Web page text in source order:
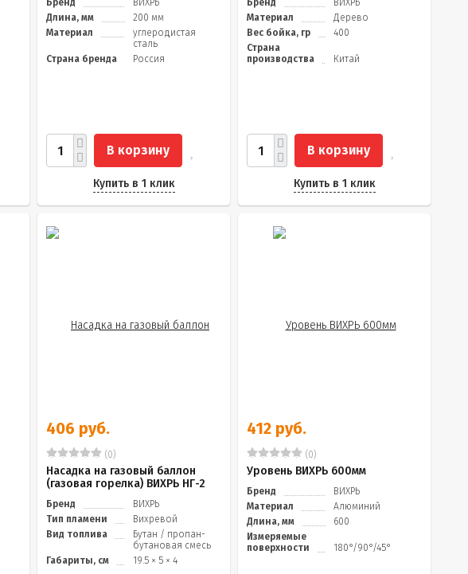
Бренд
ВИХРЬ
Длина, мм
200 мм
Материал
углеродистая
сталь
Страна бренда
Россия
В корзину
Купить в 1 клик
Бренд
ВИХРЬ
Материал
Дерево
Вес бойка, гр
400
Страна
производства
Китай
В корзину
Купить в 1 клик
406 руб.
(0)
Насадка на газовый баллон
(газовая горелка) ВИХРЬ НГ-2
Бренд
ВИХРЬ
Тип пламени
Вихревой
Вид топлива
Бутан / пропан-
бутановая смесь
Габариты, см
19.5 × 5 × 4
412 руб.
(0)
Уровень ВИХРЬ 600мм
Бренд
ВИХРЬ
Материал
Алюминий
Длина, мм
600
Измеряемые
поверхности
180°/90°/45°